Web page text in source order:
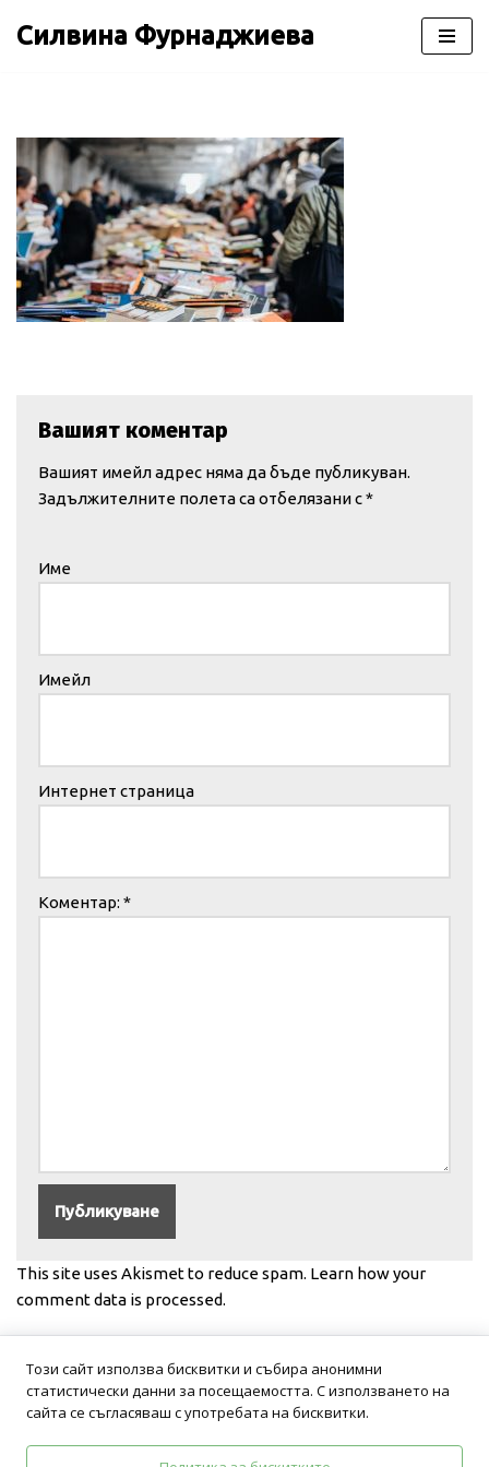
Силвина Фурнаджиева
Вашият коментар
Вашият имейл адрес няма да бъде публикуван.
Задължителните полета са отбелязани с*
Име
Имейл
Интернет страница
Коментар: *
This site uses Akismet to reduce spam. Learn how your
comment data is processed.
Този сайт използва бисквитки и събира анонимни
статистически данни за посещаемостта. С използването на
сайта се съгласяваш с употребата на бисквитки.